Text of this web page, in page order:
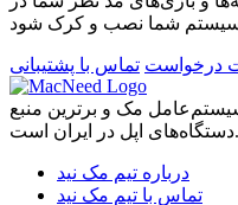
درخواست تماس با پشتیبانی
مک و برترین منبع
دستگاه‌های اپل در ایران است.
درباره تیم مک نید
تماس با تیم مک نید